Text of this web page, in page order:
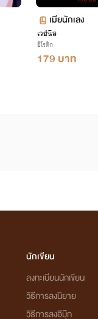
เมียนักเลง
เวย์นิส
อีโรติก
179 บาท
นักเขียน
ลงทะเบียนนักเขียน
วิธีการลงนิยาย
วิธีการลงอีบุ๊ก